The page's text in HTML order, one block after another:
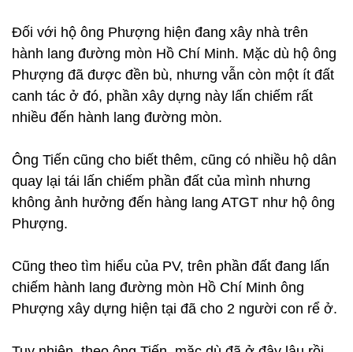
Đối với hộ ông Phượng hiện đang xây nhà trên
hành lang đường mòn Hồ Chí Minh. Mặc dù hộ ông
Phượng đã được đền bù, nhưng vẫn còn một ít đất
canh tác ở đó, phần xây dựng này lấn chiếm rất
nhiều đến hành lang đường mòn.
Ông Tiến cũng cho biết thêm, cũng có nhiều hộ dân
quay lại tái lấn chiếm phần đất của mình nhưng
không ảnh hưởng đến hàng lang ATGT như hộ ông
Phượng.
Cũng theo tìm hiểu của PV, trên phần đất đang lấn
chiếm hành lang đường mòn Hồ Chí Minh ông
Phượng xây dựng hiện tại đã cho 2 người con rể ở.